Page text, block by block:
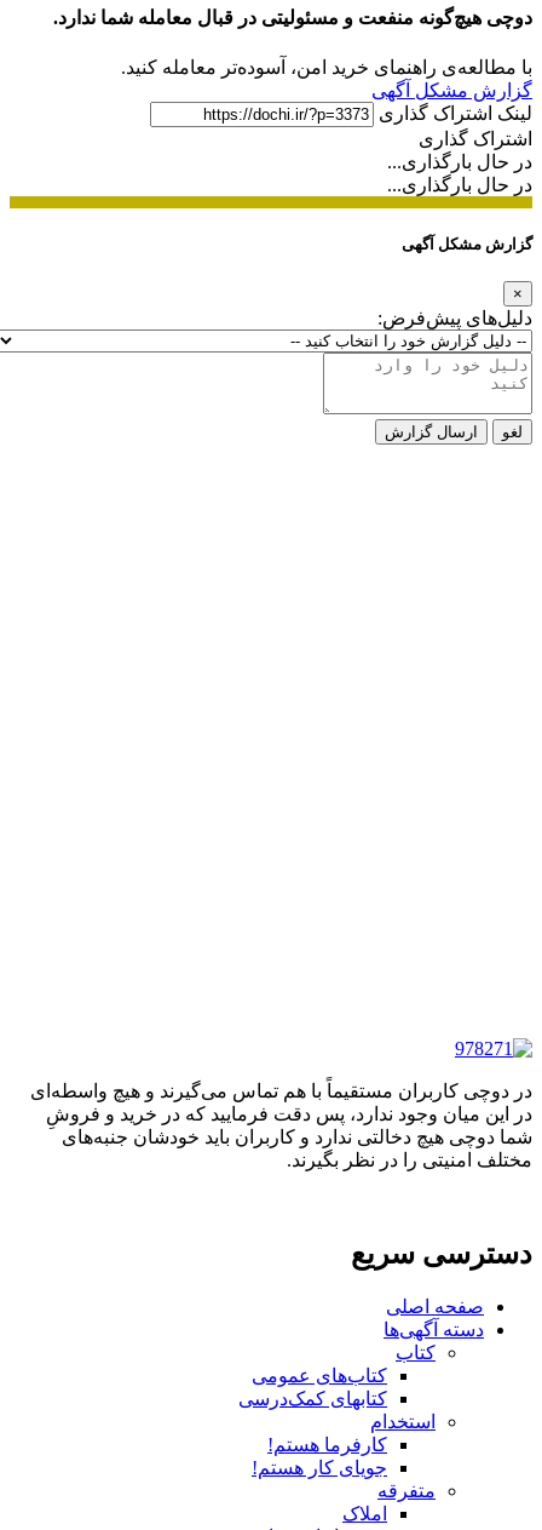
دوچی هیچ‌گونه منفعت و مسئولیتی در قبال معامله شما ندارد.
با مطالعه‌ی راهنمای خرید امن، آسوده‌تر معامله کنید.
گزارش مشکل آگهی
لینک اشتراک گذاری
اشتراک گذاری
در حال بارگذاری...
در حال بارگذاری...
گزارش مشکل آگهی
×
دلیل‌های پیش‌فرض:
لغو ارسال گزارش
در دوچی کاربران مستقیماً با هم تماس می‌گیرند و هیچ واسطه‌ای
در این میان وجود ندارد، پس دقت فرمایید که در خرید و فروشِ
شما دوچی هیچ دخالتی ندارد و کاربران باید خودشان جنبه‌های
مختلف امنیتی را در نظر بگیرند.
دسترسی سریع
صفحه اصلی
دسته آگهی‌ها
کتاب
کتاب‌های عمومی
کتابهای کمک‌درسی
استخدام
کارفرما هستم!
جویای کار هستم!
متفرقه
املاک